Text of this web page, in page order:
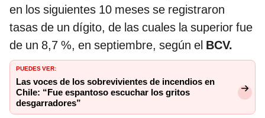
en los siguientes 10 meses se registraron
tasas de un dígito, de las cuales la superior fue
de un 8,7 %, en septiembre, según el BCV.
PUEDES VER:
Las voces de los sobrevivientes de incendios en
Chile: “Fue espantoso escuchar los gritos
desgarradores”